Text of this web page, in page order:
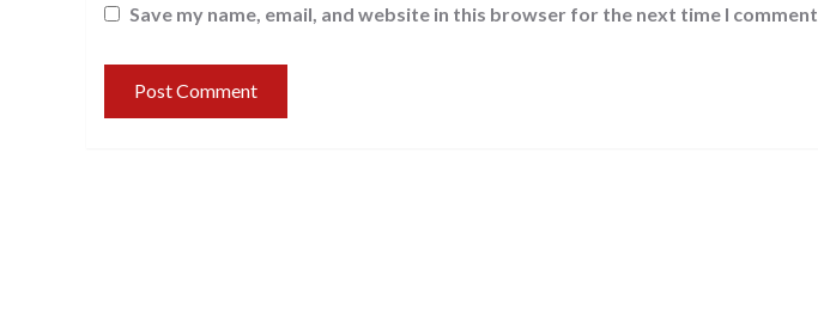
Save my name, email, and website in this browser for the next time I comment.